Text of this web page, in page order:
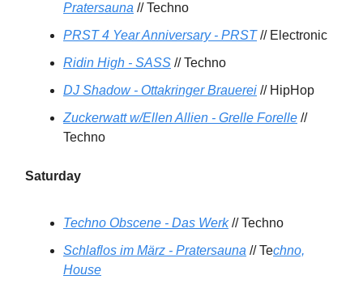
Pratersauna // Techno
PRST 4 Year Anniversary - PRST// Electronic
Ridin High - SASS // Techno
DJ Shadow - Ottakringer Brauerei // HipHop
Zuckerwatt w/Ellen Allien - Grelle Forelle //
Techno
Saturday
Techno Obscene - Das Werk// Techno
Schlaflos im März - Pratersauna // Techno,
House